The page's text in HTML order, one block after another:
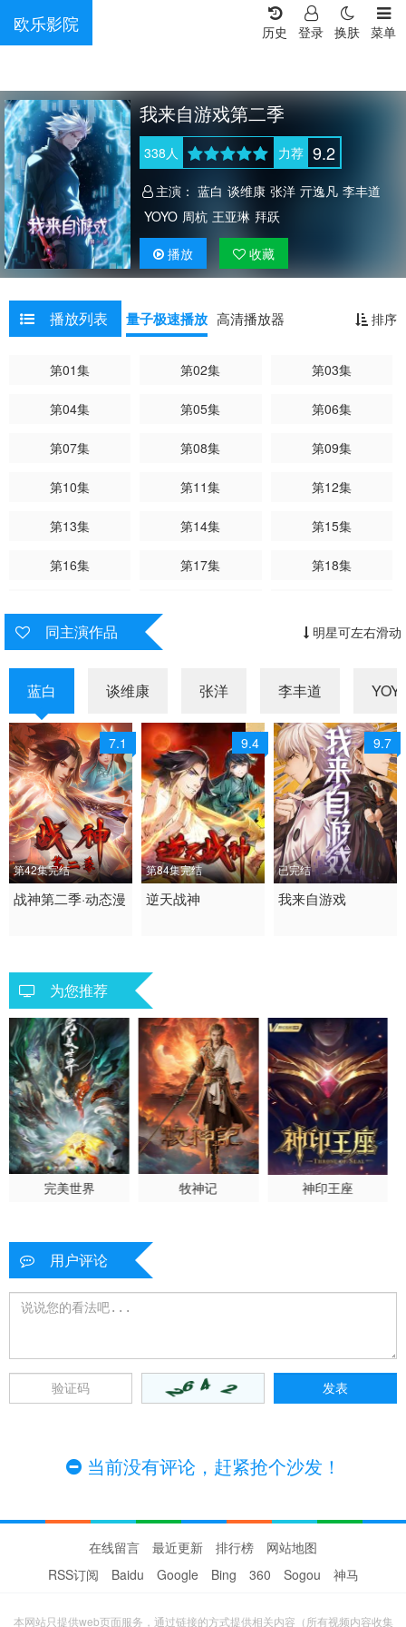
欧乐影院 菜单
换肤
登录
历史
我来自游戏第二季
338人 力荐 9.2
主演： 蓝白 谈维康 张洋 亓逸凡 李丰道
YOYO 周杭 王亚琳 拜跃
播放 收藏
播放列表 排序
量子极速播放 高清播放器
第01集 第02集 第03集
第04集 第05集 第06集
第07集 第08集 第09集
第10集 第11集 第12集
第13集 第14集 第15集
第16集 第17集 第18集
第22集 第24集
第26集 第27集
第28集 第29集 第30集
第31集 第32集 第33集
第34集 第35集 第36集
第37集 第38集 第39集
第40集
同主演作品 明星可左右滑动
蓝白 谈维康 张洋 李丰道
7.1
第42集完结
2023 / 大陆 / 国语
战神第二季·动态漫
9.4
第84集完结
2022 / 大陆 / 国语
逆天战神
9.7
已完结
2023 / 大陆 / 国语
我来自游戏
为您推荐
完美世界 牧神记 神印王座
用户评论
当前没有评论，赶紧抢个沙发！
在线留言 最近更新 排行榜
网站地图
RSS订阅
Baidu Google Bing 360 Sogou 神马
本网站只提供web页面服务，通过链接的方式提供相关内容（所有视频内容收集